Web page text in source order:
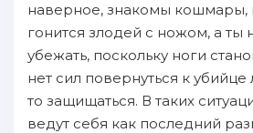
наверное, знакомы кошмары,
гонится злодей с ножом, а
убежать, поскольку ноги
нет сил повернуться к убийце
то защищаться. В таких
ведут себя как последний